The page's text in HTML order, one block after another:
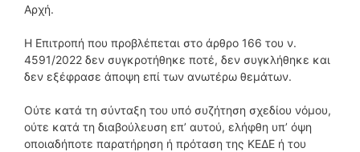
Αρχή.
Η Επιτροπή που προβλέπεται στο άρθρο 166 του ν.
4591/2022 δεν συγκροτήθηκε ποτέ, δεν συγκλήθηκε και
δεν εξέφρασε άποψη επί των ανωτέρω θεμάτων.
Ούτε κατά τη σύνταξη του υπό συζήτηση σχεδίου νόμου,
ούτε κατά τη διαβούλευση επ’ αυτού, ελήφθη υπ’ όψη
οποιαδήποτε παρατήρηση ή πρόταση της ΚΕΔΕ ή του